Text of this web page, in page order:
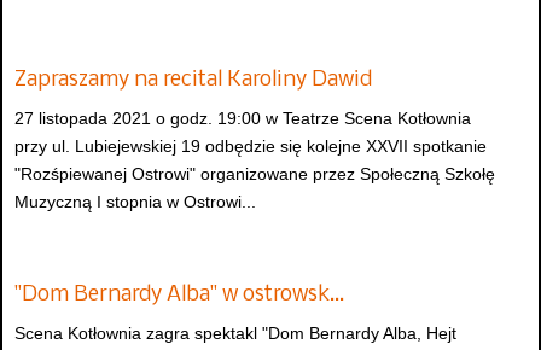
Zapraszamy na recital Karoliny Dawid
27 listopada 2021 o godz. 19:00 w Teatrze Scena Kotłownia
przy ul. Lubiejewskiej 19 odbędzie się kolejne XXVII spotkanie
"Rozśpiewanej Ostrowi" organizowane przez Społeczną Szkołę
Muzyczną I stopnia w Ostrowi...
"Dom Bernardy Alba" w ostrowsk…
Scena Kotłownia zagra spektakl "Dom Bernardy Alba, Hejt